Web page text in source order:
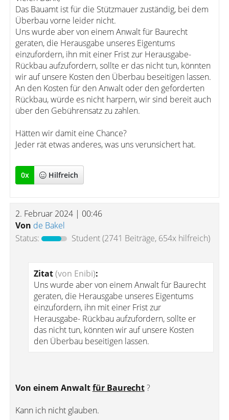
Das Bauamt ist für die Stützmauer zuständig, bei dem
Überbau vorne leider nicht.
Uns wurde aber von einem Anwalt für Baurecht
geraten, die Herausgabe unseres Eigentums
einzufordern, ihn mit einer Frist zur Herausgabe-
Rückbau aufzufordern, sollte er das nicht tun, könnten
wir auf unsere Kosten den Überbau beseitigen lassen.
An den Kosten für den Anwalt oder den geforderten
Rückbau, würde es nicht harpern, wir sind bereit auch
über den Gebührensatz zu zahlen.
Hätten wir damit eine Chance?
Jeder rät etwas anderes, was uns verunsichert hat.
0x Hilfreich
2. Februar 2024 | 00:46
Von de Bakel
Status:
Student(2741 Beiträge, 654x hilfreich)
Zitat(von Enibi):
Uns wurde aber von einem Anwalt für Baurecht
geraten, die Herausgabe unseres Eigentums
einzufordern, ihn mit einer Frist zur
Herausgabe- Rückbau aufzufordern, sollte er
das nicht tun, könnten wir auf unsere Kosten
den Überbau beseitigen lassen.
Von einem Anwaltfür Baurecht?
Kann ich nicht glauben.